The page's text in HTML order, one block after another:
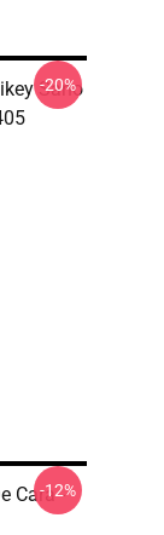
Sano
-20%
Cara -
-12%